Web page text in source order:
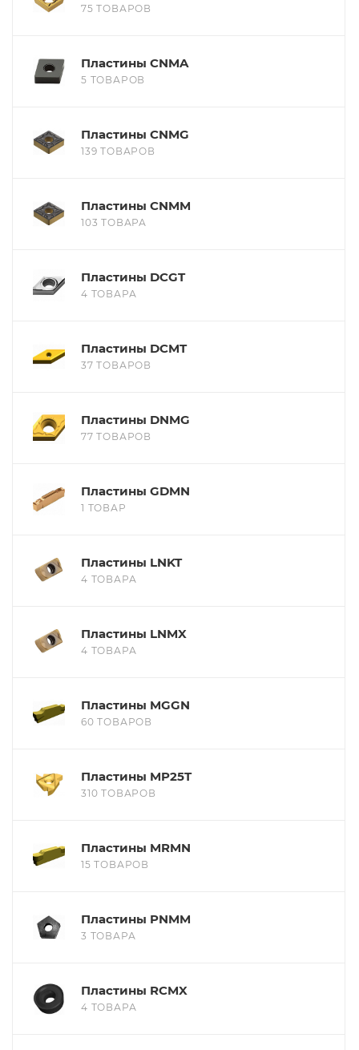
75 ТОВАРОВ
Пластины CNMA
5 ТОВАРОВ
Пластины CNMG
139 ТОВАРОВ
Пластины CNMM
103 ТОВАРА
Пластины DCGT
4 ТОВАРА
Пластины DCMT
37 ТОВАРОВ
Пластины DNMG
77 ТОВАРОВ
Пластины GDMN
1 ТОВАР
Пластины LNKT
4 ТОВАРА
Пластины LNMX
4 ТОВАРА
Пластины MGGN
60 ТОВАРОВ
Пластины MP25T
310 ТОВАРОВ
Пластины MRMN
15 ТОВАРОВ
Пластины PNMM
3 ТОВАРА
Пластины RCMX
4 ТОВАРА